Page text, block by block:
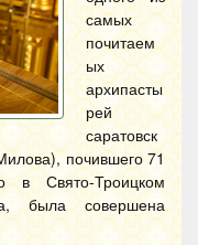
самых
почитаем
ых
архипасты
рей
саратовск
почившего 71
в Свято-Троицком
была совершена